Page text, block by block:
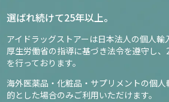
選ばれ続けて25年以上。
アイドラッグストアーは日本法人の個人輸
厚生労働省の指導に基づき法令を遵守し、
を行っております。
海外医薬品・化粧品・サプリメントの個人
的とした場合のみご利用いただけます。